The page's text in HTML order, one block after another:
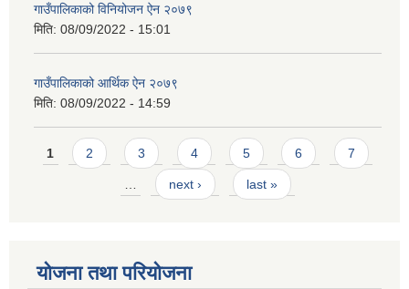
गाउँपालिकाको विनियोजन ऐन २०७९
मिति: 08/09/2022 - 15:01
गाउँपालिकाको आर्थिक ऐन २०७९
मिति: 08/09/2022 - 14:59
Pages
1 2 3 4 5 6 7
next › last »
योजना तथा परियोजना